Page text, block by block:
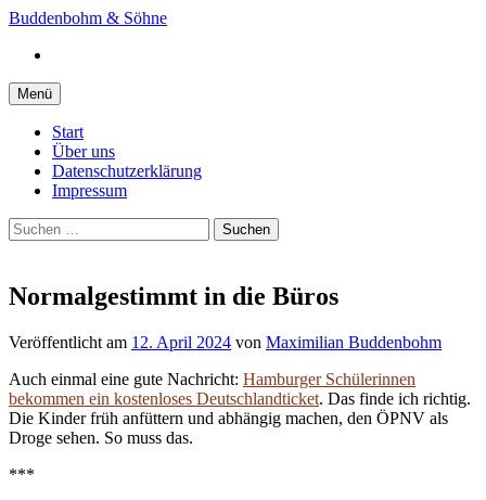
Springe
Inhalt
Buddenbohm & Söhne
Menü
Start
Über uns
Datenschutzerklärung
Impressum
Suchen
nach:
Normalgestimmt in die Büros
Veröffentlicht am 12. April 2024 von Maximilian Buddenbohm
Auch einmal eine gute Nachricht: Hamburger Schülerinnen
bekommen ein kostenloses Deutschlandticket. Das finde ich richtig.
Die Kinder früh anfüttern und abhängig machen, den ÖPNV als
Droge sehen. So muss das.
***